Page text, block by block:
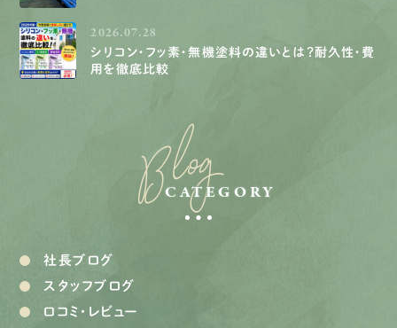
2026.07.28
シリコン・フッ素・無機塗料の違いとは？耐久性・費
用を徹底比較
Blog
CATEGORY
社長ブログ
スタッフブログ
口コミ・レビュー